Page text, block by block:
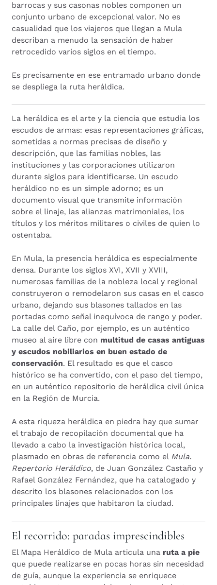
barrocas y sus casonas nobles componen un
conjunto urbano de excepcional valor. No es
casualidad que los viajeros que llegan a Mula
describan a menudo la sensación de haber
retrocedido varios siglos en el tiempo.
Es precisamente en ese entramado urbano donde
se despliega la ruta heráldica.
La heráldica es el arte y la ciencia que estudia los
escudos de armas: esas representaciones gráficas,
sometidas a normas precisas de diseño y
descripción, que las familias nobles, las
instituciones y las corporaciones utilizaron
durante siglos para identificarse. Un escudo
heráldico no es un simple adorno; es un
documento visual que transmite información
sobre el linaje, las alianzas matrimoniales, los
títulos y los méritos militares o civiles de quien lo
ostentaba.
En Mula, la presencia heráldica es especialmente
densa. Durante los siglos XVI, XVII y XVIII,
numerosas familias de la nobleza local y regional
construyeron o remodelaron sus casas en el casco
urbano, dejando sus blasones tallados en las
portadas como señal inequívoca de rango y poder.
La calle del Caño, por ejemplo, es un auténtico
museo al aire libre con multitud de casas antiguas
y escudos nobiliarios en buen estado de
conservación. El resultado es que el casco
histórico se ha convertido, con el paso del tiempo,
en un auténtico repositorio de heráldica civil única
en la Región de Murcia.
A esta riqueza heráldica en piedra hay que sumar
el trabajo de recopilación documental que ha
llevado a cabo la investigación histórica local,
plasmado en obras de referencia como el Mula.
Repertorio Heráldico, de Juan González Castaño y
Rafael González Fernández, que ha catalogado y
descrito los blasones relacionados con los
principales linajes que habitaron la ciudad.
El recorrido: paradas imprescindibles
El Mapa Heráldico de Mula articula una ruta a pie
que puede realizarse en pocas horas sin necesidad
de guía, aunque la experiencia se enriquece